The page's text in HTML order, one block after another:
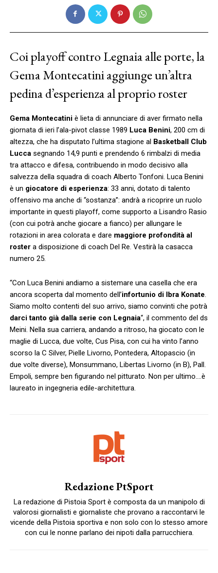
Coi playoff contro Legnaia alle porte, la
Gema Montecatini aggiunge un’altra
pedina d’esperienza al proprio roster
Gema Montecatini è lieta di annunciare di aver firmato nella
giornata di ieri l’ala-pivot classe 1989 Luca Benini, 200 cm di
altezza, che ha disputato l’ultima stagione al Basketball Club
Lucca segnando 14,9 punti e prendendo 6 rimbalzi di media
tra attacco e difesa, contribuendo in modo decisivo alla
salvezza della squadra di coach Alberto Tonfoni. Luca Benini
è un giocatore di esperienza: 33 anni, dotato di talento
offensivo ma anche di “sostanza”: andrà a ricoprire un ruolo
importante in questi playoff, come supporto a Lisandro Rasio
(con cui potrà anche giocare a fianco) per allungare le
rotazioni in area colorata e dare maggiore profondità al
roster a disposizione di coach Del Re. Vestirà la casacca
numero 25.
“Con Luca Benini andiamo a sistemare una casella che era
ancora scoperta dal momento dell’infortunio di Ibra Konate.
Siamo molto contenti del suo arrivo, siamo convinti che potrà
darci tanto già dalla serie con Legnaia“, il commento del ds
Meini. Nella sua carriera, andando a ritroso, ha giocato con le
maglie di Lucca, due volte, Cus Pisa, con cui ha vinto l’anno
scorso la C Silver, Pielle Livorno, Pontedera, Altopascio (in
due volte diverse), Monsummano, Libertas Livorno (in B), Pall.
Empoli, sempre ben figurando nel pitturato. Non per ultimo….è
laureato in ingegneria edile-architettura.
Redazione PtSport
La redazione di Pistoia Sport è composta da un manipolo di
valorosi giornalisti e giornaliste che provano a raccontarvi le
vicende della Pistoia sportiva e non solo con lo stesso amore
con cui le nonne parlano dei nipoti dalla parrucchiera.